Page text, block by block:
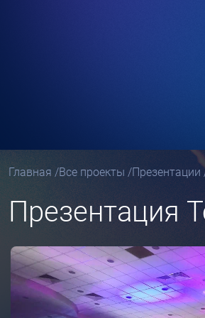
Главная /Все проекты /Презентации
Презентация